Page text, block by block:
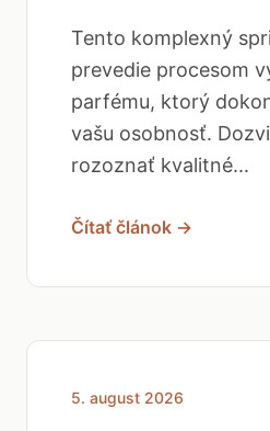
Tento komplexný
prevedie procesom
parfému, ktorý
vašu osobnosť.
rozoznať kvalitné...
Čítať článok →
5. august 2026